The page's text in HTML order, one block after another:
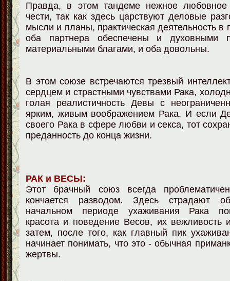
Правда, в этом тандеме нежное
чести, так как здесь царствуют деловые
мысли и планы, практическая деятельность в
оба партнера обеспечены и духовными
материальными благами, и оба довольны.
В этом союзе встречаются трезвый
сердцем и страстными чувствами Рака,
голая реалистичность Девы с
ярким, живым воображением Рака. И если
своего Рака в сфере любви и секса, тот
преданность до конца жизни.
РАК и ВЕСЫ:
Этот брачный союз всегда
кончается разводом. Здесь страдают
начальном периоде ухаживания Рака
красота и поведение Весов, их вежливость
затем, после того, как главный пик
начинает понимать, что это - обычная
жертвы.